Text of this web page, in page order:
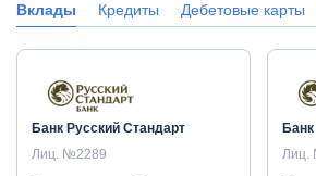
Вклады Кредиты Дебетовые карты
Банк Русский Стандарт
Лиц. №2289
Лиц.